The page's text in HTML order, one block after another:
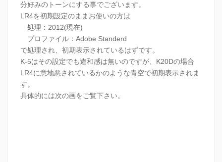
分好みのトーンにする事でございます。
LR4を初期設定のままお使いの方は
処理：2012(現在)
プロファイル：Adobe Standerd
で処理され、初期表示されているはずです。
K-5はその設定でも違和感は無いのですが、K20Dの場合
LR4に意地悪されているかのような青空で初期表示されま
す。
具体的には次の画をご覧下さい。